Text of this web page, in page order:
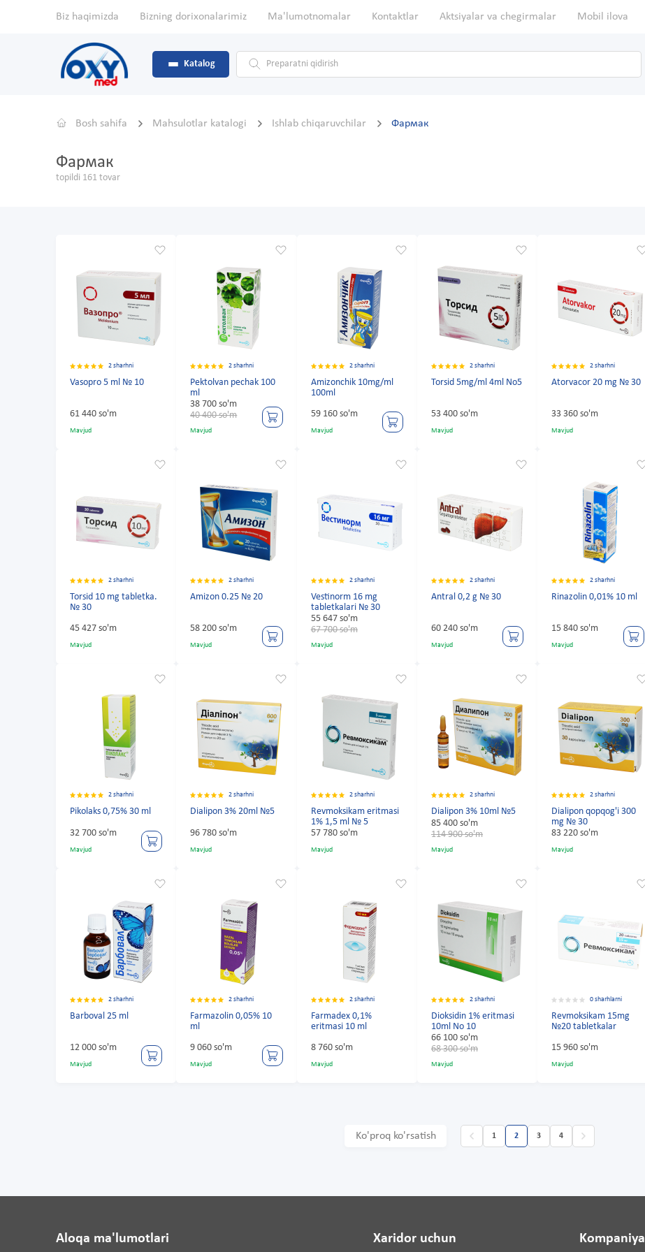
Biz haqimizda Bizning dorixonalarimiz Ma'lumotnomalar Kontaktlar Aktsiyalar va chegirmalar Mobil ilova
Katalog
Bosh sahifa Mahsulotlar katalogi Ishlab chiqaruvchilar Фармак
Фармак
topildi 161 tovar
2 sharhni
Vasopro 5 ml № 10
61 440 so'm
Mavjud
2 sharhni
Pektolvan pechak 100
ml
38 700 so'm
40 400 so'm
Mavjud
2 sharhni
Amizonchik 10mg/ml
100ml
59 160 so'm
Mavjud
2 sharhni
Torsid 5mg/ml 4ml No5
53 400 so'm
Mavjud
2 sharhni
Atorvacor 20 mg № 30
33 360 so'm
Mavjud
2 sharhni
Torsid 10 mg tabletka.
№ 30
45 427 so'm
Mavjud
2 sharhni
Amizon 0.25 № 20
58 200 so'm
Mavjud
2 sharhni
Vestinorm 16 mg
tabletkalari № 30
55 647 so'm
67 700 so'm
Mavjud
2 sharhni
Antral 0,2 g № 30
60 240 so'm
Mavjud
2 sharhni
Rinazolin 0,01% 10 ml
15 840 so'm
Mavjud
2 sharhni
Pikolaks 0,75% 30 ml
32 700 so'm
Mavjud
2 sharhni
Dialipon 3% 20ml №5
96 780 so'm
Mavjud
2 sharhni
Revmoksikam eritmasi
1% 1,5 ml № 5
57 780 so'm
Mavjud
2 sharhni
Dialipon 3% 10ml №5
85 400 so'm
114 900 so'm
Mavjud
2 sharhni
Dialipon qopqog'i 300
mg № 30
83 220 so'm
Mavjud
2 sharhni
Barboval 25 ml
12 000 so'm
Mavjud
2 sharhni
Farmazolin 0,05% 10
ml
9 060 so'm
Mavjud
2 sharhni
Farmadex 0,1%
eritmasi 10 ml
8 760 so'm
Mavjud
2 sharhni
Dioksidin 1% eritmasi
10ml No 10
66 100 so'm
68 300 so'm
Mavjud
0 sharhlarni
Revmoksikam 15mg
№20 tabletkalar
15 960 so'm
Mavjud
Ko'proq ko'rsatish 1 2 3 4
Aloqa ma'lumotlari Xaridor uchun Kompaniya